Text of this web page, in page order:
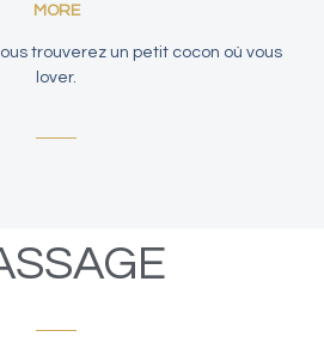
MORE
trouverez un petit cocon où vous
lover.